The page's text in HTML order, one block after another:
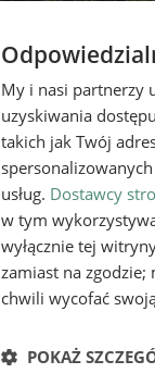
My i nasi partnerzy
uzyskiwania
takich jak Twój
usług. Dostawcy
w tym
wyłącznie tej
zamiast na
chwili wycofać
POKAŻ